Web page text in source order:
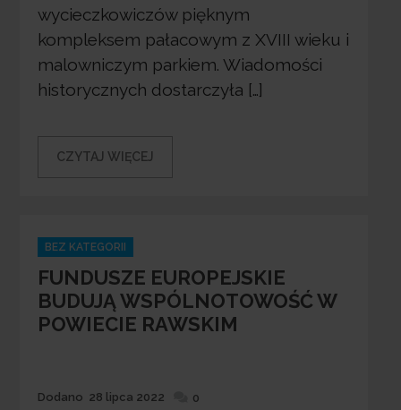
wycieczkowiczów pięknym
kompleksem pałacowym z XVIII wieku i
malowniczym parkiem. Wiadomości
historycznych dostarczyła […]
CZYTAJ WIĘCEJ
Categories
BEZ KATEGORII
FUNDUSZE EUROPEJSKIE
BUDUJĄ WSPÓLNOTOWOŚĆ W
POWIECIE RAWSKIM
Dodane
Dodano 28 lipca 2022 0